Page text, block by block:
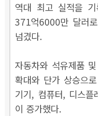
역대 최고 실적을
371억6000만 달러
넘겼다.
자동차와 석유제품
확대와 단가 상승으
기기, 컴퓨터, 디스
이 증가했다.